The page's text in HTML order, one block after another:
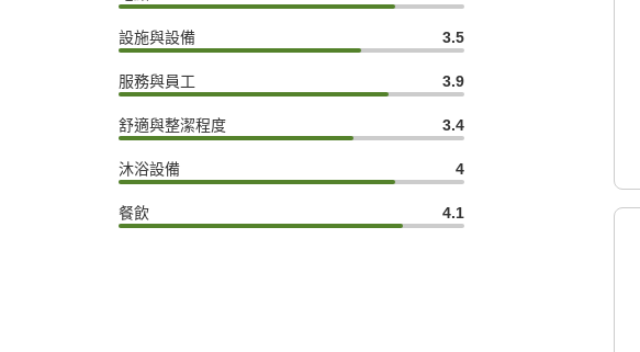
設施與設備 3.5
服務與員工 3.9
舒適與整潔程度 3.4
沐浴設備 4
餐飲 4.1